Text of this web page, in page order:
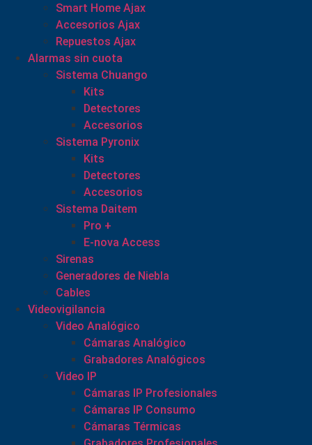
Smart Home Ajax
Accesorios Ajax
Repuestos Ajax
Alarmas sin cuota
Sistema Chuango
Kits
Detectores
Accesorios
Sistema Pyronix
Kits
Detectores
Accesorios
Sistema Daitem
Pro +
E-nova Access
Sirenas
Generadores de Niebla
Cables
Videovigilancia
Video Analógico
Cámaras Analógico
Grabadores Analógicos
Video IP
Cámaras IP Profesionales
Cámaras IP Consumo
Cámaras Térmicas